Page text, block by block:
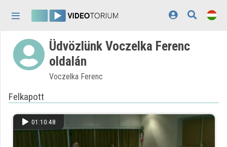
Kezdőlap
Bejelentkezés
Lejátszási listák
Üdvözlünk Voczelka Ferenc
oldalán
Voczelka Ferenc
Felkapott
01:10:48